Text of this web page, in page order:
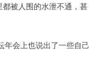
被人围的水泄不通，甚
年会上也说出了一些自己